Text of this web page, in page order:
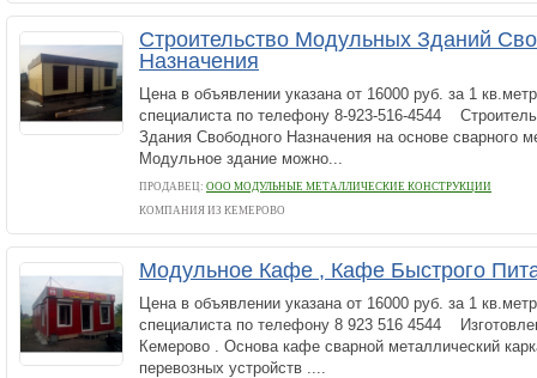
Строительство Модульных Зданий
Назначения
Цена в объявлении указана от 16000 руб. за 1
специалиста по телефону 8-923-516-4544
Здания Свободного Назначения на основе сварного
Модульное здание можно...
ПРОДАВЕЦ: ООО МОДУЛЬНЫЕ МЕТАЛЛИЧЕСКИЕ КОНСТРУКЦИИ
КОМПАНИЯ ИЗ КЕМЕРОВО
Модульное Кафе , Кафе Быстрого
Цена в объявлении указана от 16000 руб. за 1
специалиста по телефону 8 923 516 4544
Кемерово . Основа кафе сварной металлический
перевозных устройств ....